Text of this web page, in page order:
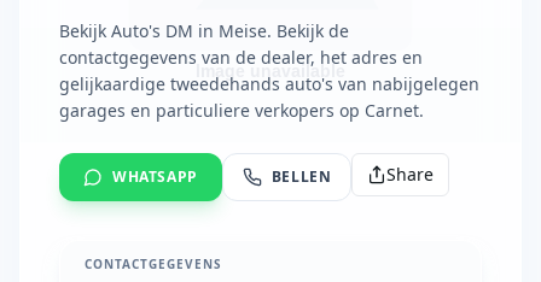
Bekijk Auto's DM in Meise. Bekijk de
contactgegevens van de dealer, het adres en
gelijkaardige tweedehands auto's van nabijgelegen
garages en particuliere verkopers op Carnet.
WHATSAPP BELLEN Share
CONTACTGEGEVENS